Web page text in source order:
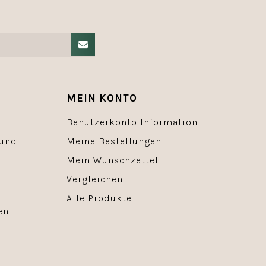
MEIN KONTO
Benutzerkonto Information
Meine Bestellungen
Mein Wunschzettel
Vergleichen
Alle Produkte